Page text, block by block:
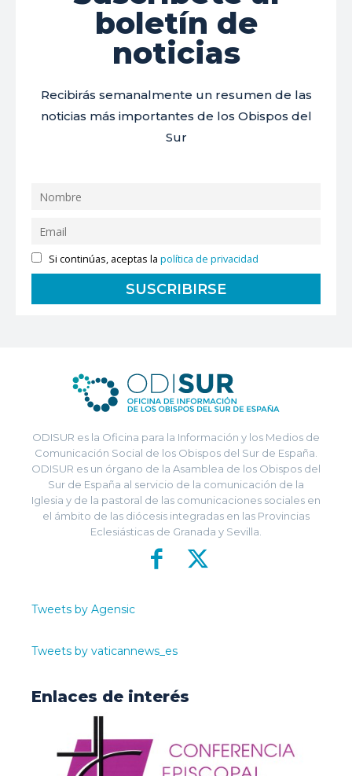
boletín de
noticias
Recibirás semanalmente un resumen de las
noticias más importantes de los Obispos del
Sur
Si continúas, aceptas lapolítica de privacidad
ODISUR es la Oficina para la Información y los Medios de
Comunicación Social de los Obispos del Sur de España.
ODISUR es un órgano de la Asamblea de los Obispos del
Sur de España al servicio de la comunicación de la
Iglesia y de la pastoral de las comunicaciones sociales en
el ámbito de las diócesis integradas en las Provincias
Eclesiásticas de Granada y Sevilla.
Tweets by Agensic
Tweets by vaticannews_es
Enlaces de interés